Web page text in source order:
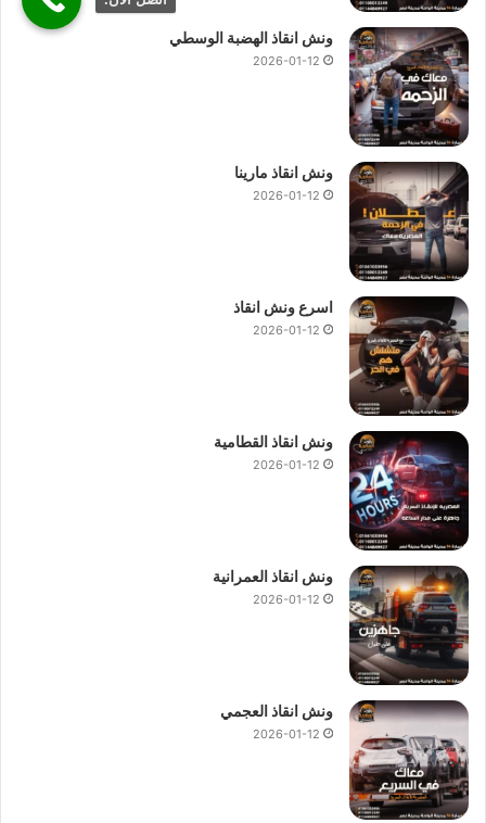
ونش انقاذ الهضبة الوسطي
2026-01-12
ونش انقاذ مارينا
2026-01-12
اسرع ونش انقاذ
2026-01-12
ونش انقاذ القطامية
2026-01-12
ونش انقاذ العمرانية
2026-01-12
ونش انقاذ العجمي
2026-01-12